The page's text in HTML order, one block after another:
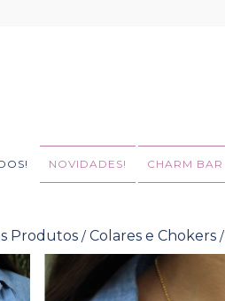
NOVIDADES! CHARM BAR
Produtos / Colares e Chokers /